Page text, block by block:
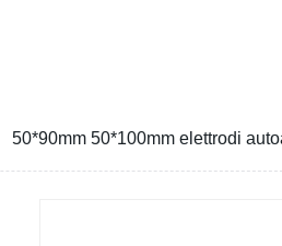
50*90mm 50*100mm elettrodi